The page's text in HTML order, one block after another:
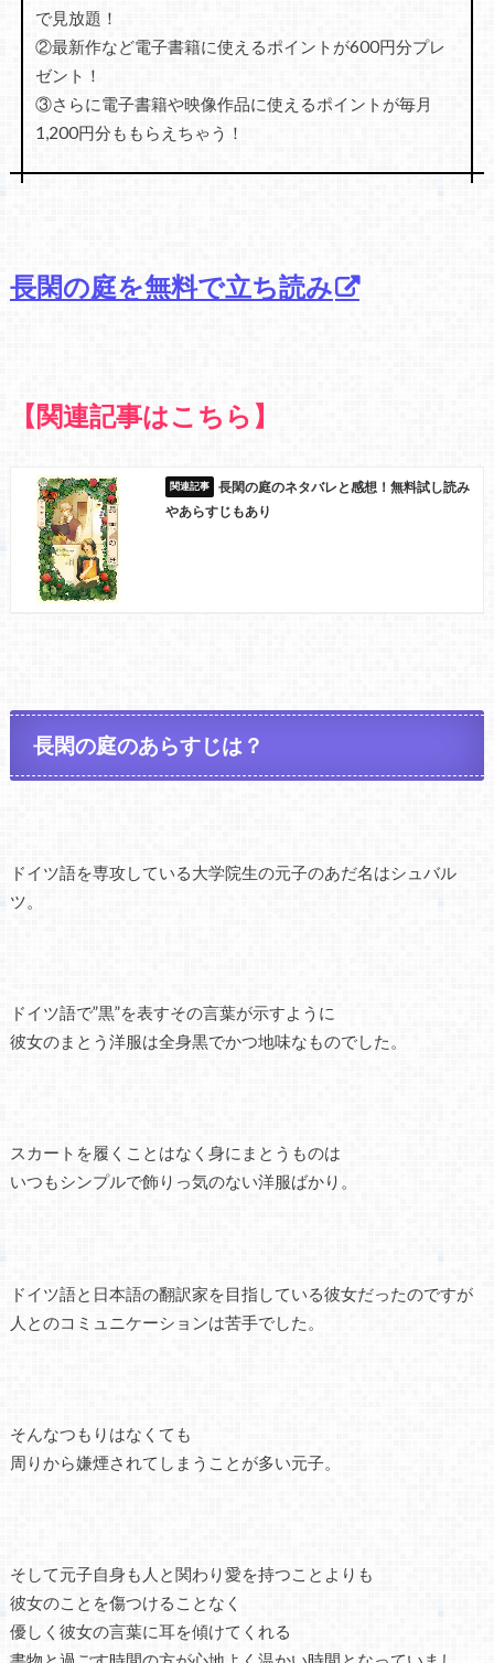
で見放題！
②最新作など電子書籍に使えるポイントが600円分プレ
ゼント！
③さらに電子書籍や映像作品に使えるポイントが毎月
1,200円分ももらえちゃう！
長閑の庭を無料で立ち読み
【関連記事はこちら】
長閑の庭のネタバレと感想！無料試し読み
やあらすじもあり
長閑の庭のあらすじは？
ドイツ語を専攻している大学院生の元子のあだ名はシュバル
ツ。
ドイツ語で”黒”を表すその言葉が示すように
彼女のまとう洋服は全身黒でかつ地味なものでした。
スカートを履くことはなく身にまとうものは
いつもシンプルで飾りっ気のない洋服ばかり。
ドイツ語と日本語の翻訳家を目指している彼女だったのですが
人とのコミュニケーションは苦手でした。
そんなつもりはなくても
周りから嫌煙されてしまうことが多い元子。
そして元子自身も人と関わり愛を持つことよりも
彼女のことを傷つけることなく
優しく彼女の言葉に耳を傾けてくれる